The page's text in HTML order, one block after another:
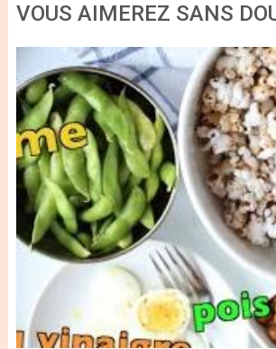
VOUS AIMEREZ SANS